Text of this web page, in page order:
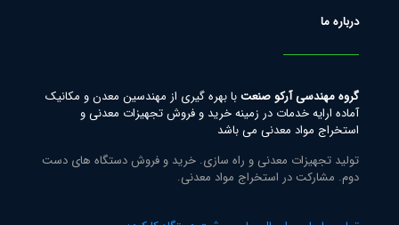
درباره ما
گروه مهندسی آرکو صنعتبا بهره گیری از مهندسین معدن و مکانیک
آماده ارایه خدمات در زمینه خرید و فروش تجهیزات معدنی و
استخراج مواد معدنی می باشد
تولید تجهیزات معدنی و راه سازی. خرید و فروش دستگاه های دست
دوم. مشارکت در استخراج مواد معدنی.